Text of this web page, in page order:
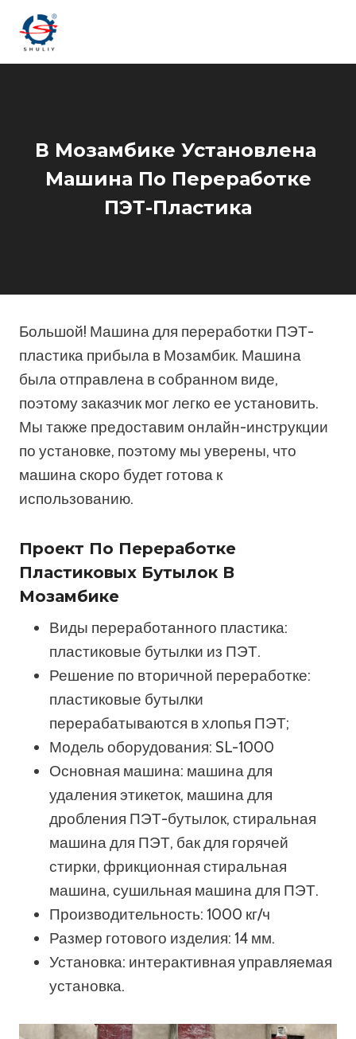
Перейти
В Мозамбике Установлена ​​
Машина По Переработке
ПЭТ-Пластика
Большой! Машина для переработки ПЭТ-
пластика прибыла в Мозамбик. Машина
была отправлена ​​в собранном виде,
поэтому заказчик мог легко ее установить.
Мы также предоставим онлайн-инструкции
по установке, поэтому мы уверены, что
машина скоро будет готова к
использованию.
Проект По Переработке
Пластиковых Бутылок В
Мозамбике
Виды переработанного пластика:
пластиковые бутылки из ПЭТ.
Решение по вторичной переработке:
пластиковые бутылки
перерабатываются в хлопья ПЭТ;
Модель оборудования: SL-1000
Основная машина: машина для
удаления этикеток, машина для
дробления ПЭТ-бутылок, стиральная
машина для ПЭТ, бак для горячей
стирки, фрикционная стиральная
машина, сушильная машина для ПЭТ.
Производительность: 1000 кг/ч
Размер готового изделия: 14 мм.
Установка: интерактивная управляемая
установка.